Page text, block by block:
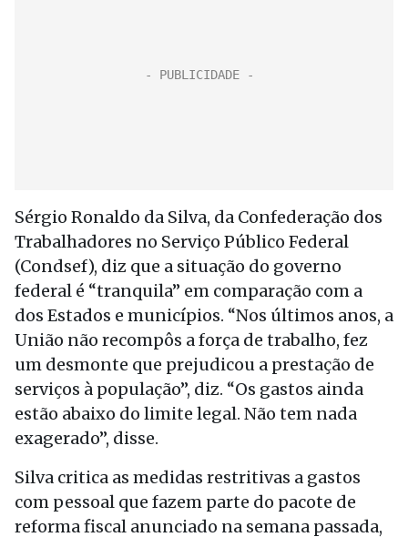
Sérgio Ronaldo da Silva, da Confederação dos
Trabalhadores no Serviço Público Federal
(Condsef), diz que a situação do governo
federal é “tranquila” em comparação com a
dos Estados e municípios. “Nos últimos anos, a
União não recompôs a força de trabalho, fez
um desmonte que prejudicou a prestação de
serviços à população”, diz. “Os gastos ainda
estão abaixo do limite legal. Não tem nada
exagerado”, disse.
Silva critica as medidas restritivas a gastos
com pessoal que fazem parte do pacote de
reforma fiscal anunciado na semana passada,